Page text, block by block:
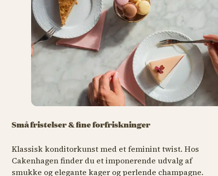
Små fristelser & fine forfriskninger
Klassisk konditorkunst med et feminint twist. Hos
Cakenhagen finder du et imponerende udvalg af
smukke og elegante kager og perlende champagne.